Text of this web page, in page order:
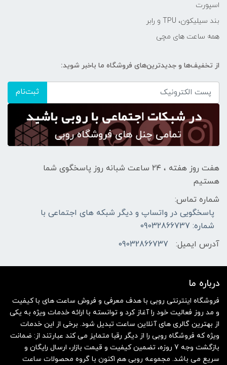
اسپورت
بند سیلیکون، TPU و رابر
همه ساعت های مچی
از تخفیف‌ها و جدیدترین‌های فروشگاه ما باخبر شوید:
ثبت‌نام
هفت روز هفته ، ۲۴ ساعت شبانه‌ روز پاسخگوی شما
هستیم
شماره تماس:
پاسخگویی در واتساپ و دیگر شبکه های اجتماعی با
شماره: 09032866737
آدرس ایمیل:
09032866737
درباره ما
فروشگاه اینترنتی روبی با هدف معرفی و فروش ساعت های با کیفیت
و مد روز فعالیت خود را آغاز کرد و توانسته با ارائه خدمات ویژه به یکی
از بهترین گالری های آنلاین ساعت تبدیل شود. برخی از این خدمات
ویژه که فروشگاه روبی را از دیگر رقبا متمایز می کند عبارتند از: ضمانت
بازگشت وجه 7 روزه، تضمین کیفیت و قیمت بازار، ارسال رایگان و
سریع می باشد. مجموعه روبی هم اکنون با گروه محصولات ساعت